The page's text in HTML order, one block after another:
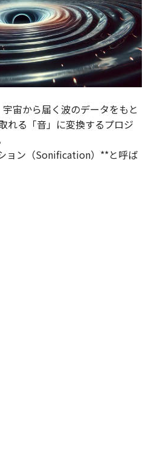
宙から届く波のデータをもと
れる「音」に変換するプロジ
ョン（Sonification）**と呼ば